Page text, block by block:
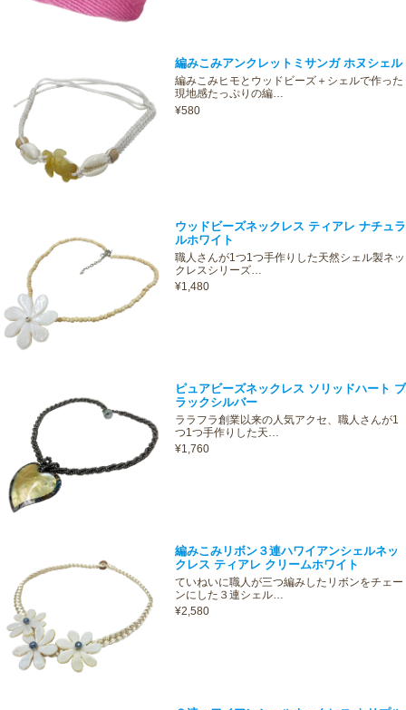
編みこみアンクレットミサンガ ホヌシェル
編みこみヒモとウッドビーズ＋シェルで作った
現地感たっぷりの編…
¥580
ウッドビーズネックレス ティアレ ナチュラ
ルホワイト
職人さんが1つ1つ手作りした天然シェル製ネッ
クレスシリーズ…
¥1,480
ピュアビーズネックレス ソリッドハート ブ
ラックシルバー
ララフラ創業以来の人気アクセ、職人さんが1
つ1つ手作りした天…
¥1,760
編みこみリボン３連ハワイアンシェルネッ
クレス ティアレ クリームホワイト
ていねいに職人が三つ編みしたリボンをチェー
ンにした３連シェル…
¥2,580